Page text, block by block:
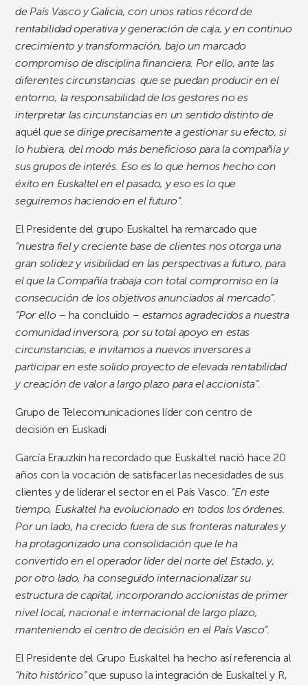
de País Vasco y Galicia, con unos ratios récord de
rentabilidad operativa y generación de caja, y en continuo
crecimiento y transformación, bajo un marcado
compromiso de disciplina financiera. Por ello, ante las
diferentes circunstancias que se puedan producir en el
entorno, la responsabilidad de los gestores no es
interpretar las circunstancias en un sentido distinto de
aquél que se dirige precisamente a gestionar su efecto, si
lo hubiera, del modo más beneficioso para la compañía y
sus grupos de interés. Eso es lo que hemos hecho con
éxito en Euskaltel en el pasado, y eso es lo que
seguiremos haciendo en el futuro”.
El Presidente del grupo Euskaltel ha remarcado que
“nuestra fiel y creciente base de clientes nos otorga una
gran solidez y visibilidad en las perspectivas a futuro, para
el que la Compañía trabaja con total compromiso en la
consecución de los objetivos anunciados al mercado”.
“Por ello– ha concluido – estamos agradecidos a nuestra
comunidad inversora, por su total apoyo en estas
circunstancias, e invitamos a nuevos inversores a
participar en este solido proyecto de elevada rentabilidad
y creación de valor a largo plazo para el accionista”.
Grupo de Telecomunicaciones líder con centro de
decisión en Euskadi
García Erauzkin ha recordado que Euskaltel nació hace 20
años con la vocación de satisfacer las necesidades de sus
clientes y de liderar el sector en el País Vasco. “En este
tiempo, Euskaltel ha evolucionado en todos los órdenes.
Por un lado, ha crecido fuera de sus fronteras naturales y
ha protagonizado una consolidación que le ha
convertido en el operador líder del norte del Estado, y,
por otro lado, ha conseguido internacionalizar su
estructura de capital, incorporando accionistas de primer
nivel local, nacional e internacional de largo plazo,
manteniendo el centro de decisión en el País Vasco”.
El Presidente del Grupo Euskaltel ha hecho así referencia al
“hito histórico”que supuso la integración de Euskaltel y R,